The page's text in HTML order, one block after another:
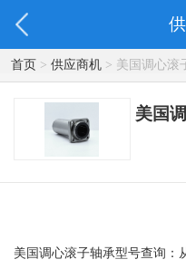
首页> 供应商机> 美国调心滚
美国
美国调心滚子轴承型号查询：